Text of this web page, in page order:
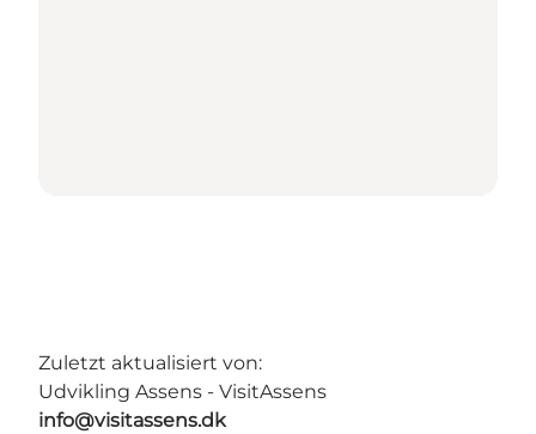
Zuletzt aktualisiert von:
Udvikling Assens - VisitAssens
info@visitassens.dk